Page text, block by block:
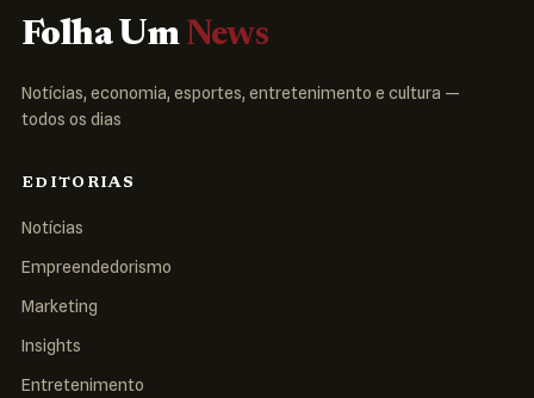
Folha Um News
Notícias, economia, esportes, entretenimento e cultura —
todos os dias
EDITORIAS
Notícias
Empreendedorismo
Marketing
Insights
Entretenimento